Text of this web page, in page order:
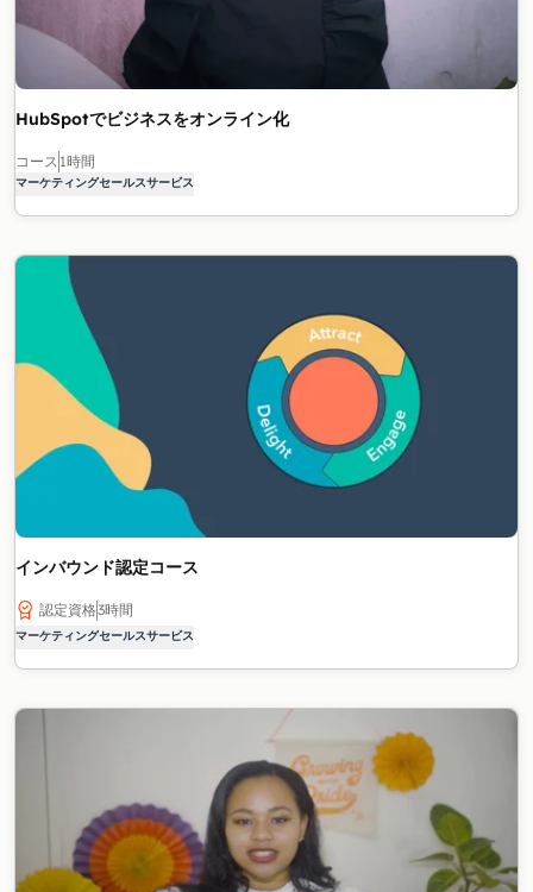
HubSpotでビジネスをオンライン化
コース 1時間
マーケティングセールスサービス
インバウンド認定コース
認定資格3時間
マーケティングセールスサービス